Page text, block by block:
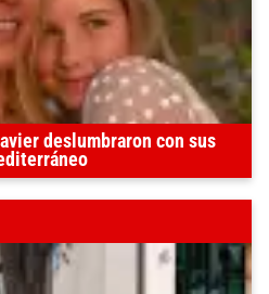
deslumbraron con sus